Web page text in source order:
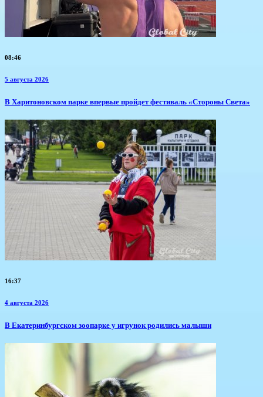
08:46
5 августа 2026
В Харитоновском парке впервые пройдет фестиваль «Стороны Света»
16:37
4 августа 2026
​В Екатеринбургском зоопарке у игрунок родились малыши